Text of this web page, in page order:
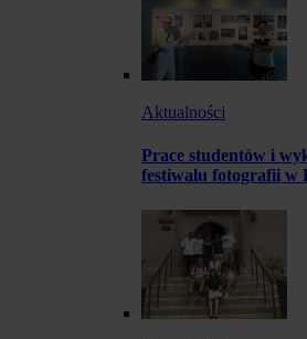
Aktualności
Prace studentów i
festiwalu fotografii w